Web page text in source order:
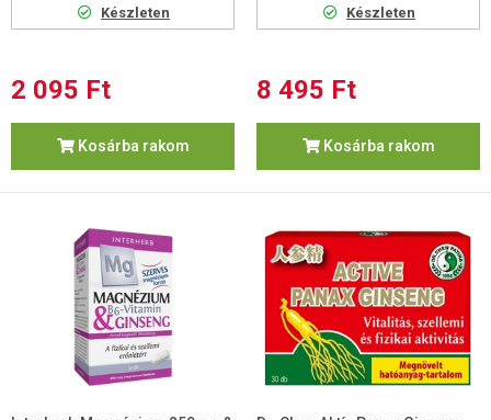
Készleten
2 095 Ft
Kosárba rakom
Készleten
8 495 Ft
Kosárba rakom